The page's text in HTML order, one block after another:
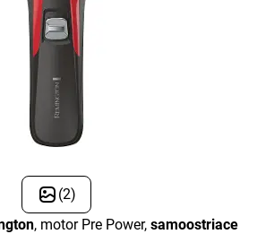
(2)
, motor Pre Power, samoostriace